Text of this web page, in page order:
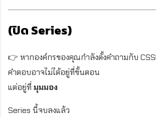
(ปิด Series)
👉 หากองค์กรของคุณกำลังตั้งคำถามกับ
คำตอบอาจไม่ได้อยู่ที่ขั้นตอน
แต่อยู่ที่ มุมมอง
Series นี้จบลงแล้ว